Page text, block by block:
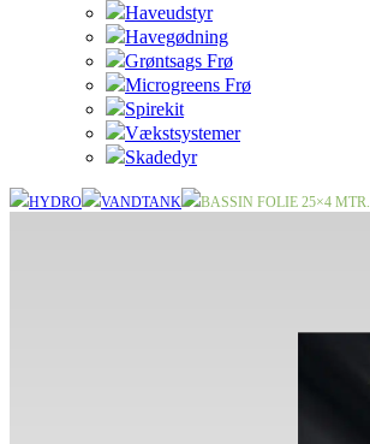
Haveudstyr
Havegødning
Grøntsags Frø
Microgreens Frø
Spirekit
Vækstsystemer
Skadedyr
HYDRO VANDTANK BASSIN FOLIE 25×4 MTR.